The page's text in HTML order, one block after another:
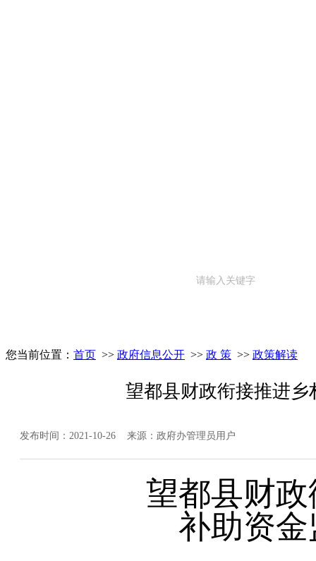
您当前位置： 首页 >> 政府信息公开 >> 政 策 >> 政策解读
望都县财政衔接推进
发布时间：2021-10-26 来源：政府办管理员用户
望都县财
补助资